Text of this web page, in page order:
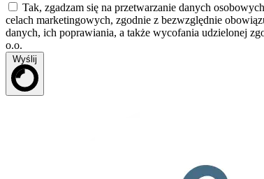
Tak, zgadzam się na przetwarzanie danych
celach marketingowych, zgodnie z bezwzględnie
danych, ich poprawiania, a także wycofania udzielonej
o.o.
Wyślij